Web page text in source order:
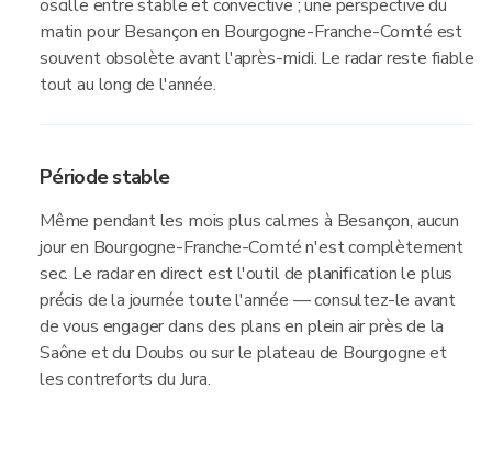
oscille entre stable et convective ; une perspective du
matin pour Besançon en Bourgogne-Franche-Comté est
souvent obsolète avant l'après-midi. Le radar reste fiable
tout au long de l'année.
Période stable
Même pendant les mois plus calmes à Besançon, aucun
jour en Bourgogne-Franche-Comté n'est complètement
sec. Le radar en direct est l'outil de planification le plus
précis de la journée toute l'année — consultez-le avant
de vous engager dans des plans en plein air près de la
Saône et du Doubs ou sur le plateau de Bourgogne et
les contreforts du Jura.